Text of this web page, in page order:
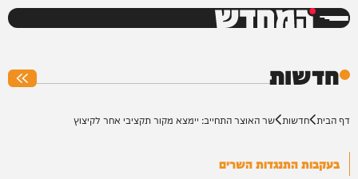
המחדש
חדשות
דף הבית חדשות שר האוצר התחייב: יימצא מקור תקציבי אחר לקיצוץ
בעקבות התנגדות השרים